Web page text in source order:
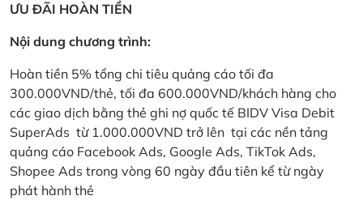
ƯU ĐÃI HOÀN TIỀN
Nội dung chương trình:
Hoàn tiền 5% tổng chi tiêu quảng cáo tối đa
300.000VND/thẻ, tối đa 600.000VND/khách hàng cho
các giao dịch bằng thẻ ghi nợ quốc tế BIDV Visa Debit
SuperAds từ 1.000.000VND trở lên tại các nền tảng
quảng cáo Facebook Ads, Google Ads, TikTok Ads,
Shopee Ads trong vòng 60 ngày đầu tiên kể từ ngày
phát hành thẻ